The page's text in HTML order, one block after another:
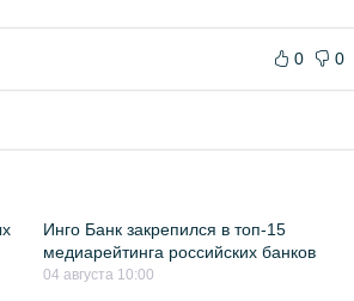
0 0
Инго Банк закрепился в топ-15
медиарейтинга российских банков
04 августа 10:00